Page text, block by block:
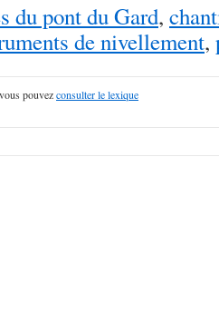
du pont du Gard,
de nivellement,
pouvezconsulter le lexique